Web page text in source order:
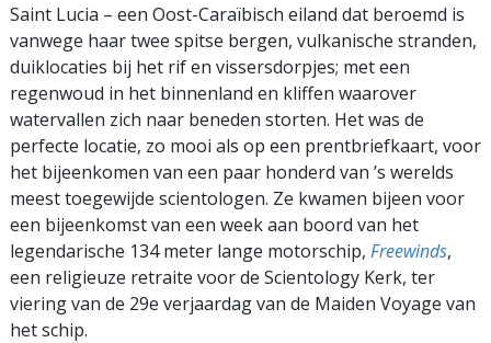
Saint Lucia – een Oost-Caraïbisch eiland dat beroemd is
vanwege haar twee spitse bergen, vulkanische stranden,
duiklocaties bij het rif en vissersdorpjes; met een
regenwoud in het binnenland en kliffen waarover
watervallen zich naar beneden storten. Het was de
perfecte locatie, zo mooi als op een prentbriefkaart, voor
het bijeenkomen van een paar honderd van ’s werelds
meest toegewijde scientologen. Ze kwamen bijeen voor
een bijeenkomst van een week aan boord van het
legendarische 134 meter lange motorschip, Freewinds,
een religieuze retraite voor de Scientology Kerk, ter
viering van de 29e verjaardag van de Maiden Voyage van
het schip.